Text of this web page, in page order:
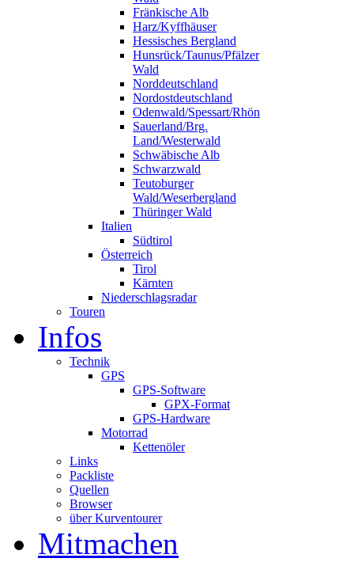
Fränkische Alb
Harz/Kyffhäuser
Hessisches Bergland
Hunsrück/Taunus/Pfälzer
Wald
Norddeutschland
Nordostdeutschland
Odenwald/Spessart/Rhön
Sauerland/Brg.
Land/Westerwald
Schwäbische Alb
Schwarzwald
Teutoburger
Wald/Weserbergland
Thüringer Wald
Italien
Südtirol
Österreich
Tirol
Kärnten
Niederschlagsradar
Touren
Infos
Technik
GPS
GPS-Software
GPX-Format
GPS-Hardware
Motorrad
Kettenöler
Links
Packliste
Quellen
Browser
über Kurventourer
Mitmachen